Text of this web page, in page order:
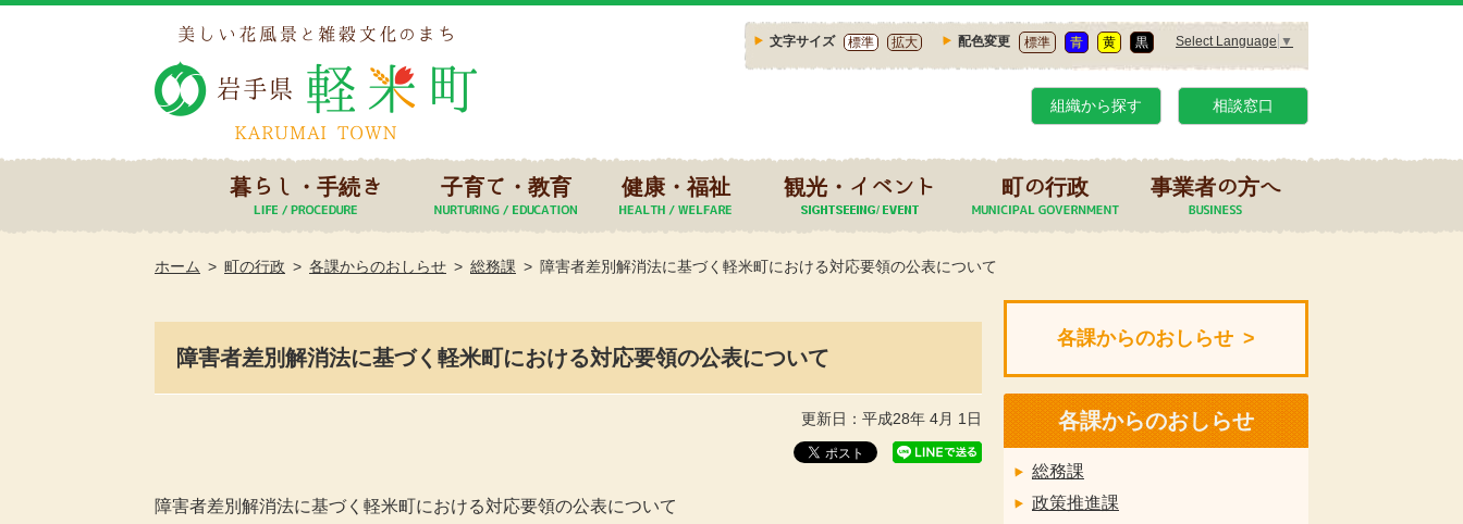
文字サイズ 標準 拡大 配色変更 標準 青 黄 黒 Select Language ▼
組織から探す 相談窓口
暮らし・手続き 子育て・教育 健康・福祉 観光・イベント 町の行政 事業者の方へ
ホーム 町の行政 各課からのおしらせ 総務課 障害者差別解消法に基づく軽米町における対応要領の公表について
障害者差別解消法に基づく軽米町における対応要領の公表について
更新日：平成28年 4月 1日
障害者差別解消法に基づく軽米町における対応要領の公表について
各課からのおしらせ
各課からのおしらせ
総務課
政策推進課